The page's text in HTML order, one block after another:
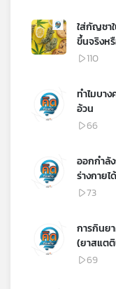
ใส่กัญชา
ขึ้นจริงห
110
ทำไมบา
อ้วน
66
ออกกำลั
ร่างกาย
73
การกินย
(ยาสแตติ
ของแพท
69